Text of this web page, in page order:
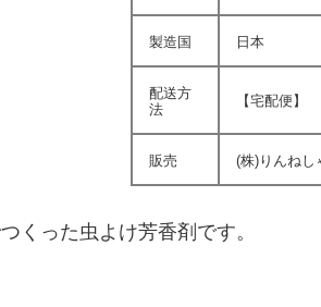
製造国 日本
配送方
法
【宅配便】
販売 (株)りんねし
くった虫よけ芳香剤です。